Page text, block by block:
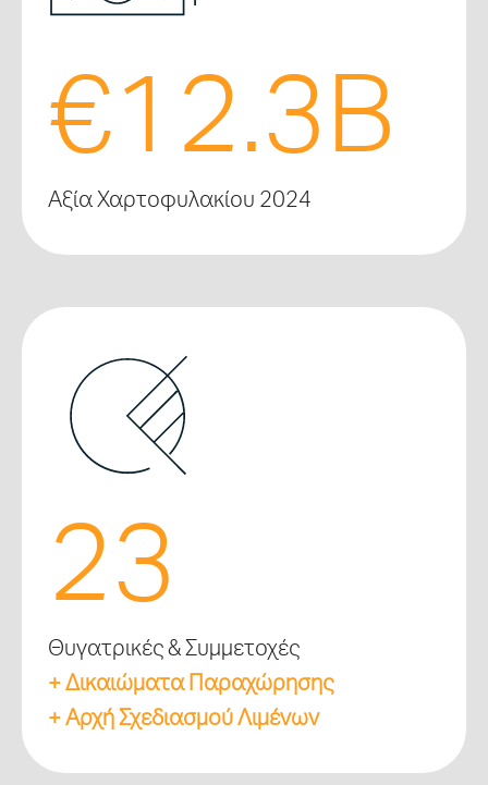
€12.3B
Αξία Χαρτοφυλακίου 2024
23
Θυγατρικές & Συμμετοχές
+ Δικαιώματα Παραχώρησης
+ Αρχή Σχεδιασμού Λιμένων